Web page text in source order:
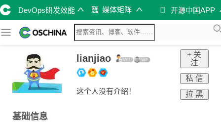
DevOps研发效能 媒体矩阵 开源中国APP
lianjiao
这个人没有介绍！
+ 关
注
私 信
拉 黑
基础信息